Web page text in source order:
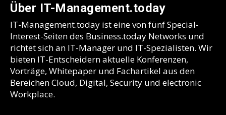
Über IT-Management.today
IT-Management.today ist eine von fünf Special-
Interest-Seiten des Business.today Networks und
richtet sich an IT-Manager und IT-Spezialisten. Wir
bieten IT-Entscheidern aktuelle Konferenzen,
Vorträge, Whitepaper und Fachartikel aus den
Bereichen Cloud, Digital, Security und electronic
Workplace.